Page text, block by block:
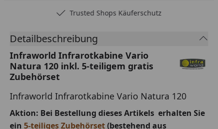
Trusted Shops Käuferschutz
Detailbeschreibung
Infraworld Infrarotkabine Vario
Natura 120 inkl. 5-teiligem gratis
Zubehörset
Infraworld Infrarotkabine Vario Natura 120
Aktion: Bei Bestellung dieses Artikels erhalten Sie
ein 5-teiliges Zubehörset(bestehend aus